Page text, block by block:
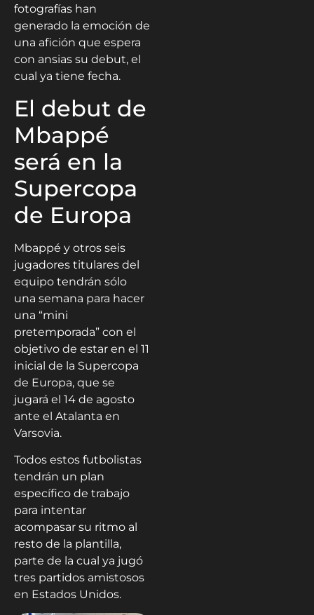
fotografías han
generado la emoción de
una afición que espera
con ansias su debut, el
cual ya tiene fecha.
El debut de
Mbappé
será en la
Supercopa
de Europa
Mbappé y otros seis
jugadores titulares del
equipo tendrán sólo
una semana para hacer
una “mini
pretemporada” con el
objetivo de estar en el 11
inicial de la Supercopa
de Europa, que se
jugará el 14 de agosto
ante el Atalanta en
Varsovia.
Todos estos futbolistas
tendrán un plan
específico de trabajo
para intentar
acompasar su ritmo al
resto de la plantilla,
parte de la cual ya jugó
tres partidos amistosos
en Estados Unidos.